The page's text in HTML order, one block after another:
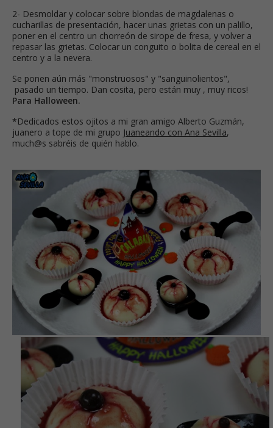
2- Desmoldar y colocar sobre blondas de magdalenas o
cucharillas de presentación, hacer unas grietas con un palillo,
poner en el centro un chorreón de sirope de fresa, y volver a
repasar las grietas. Colocar un conguito o bolita de cereal en el
centro y a la nevera.
Se ponen aún más "monstruosos" y "sanguinolientos",
pasado un tiempo. Dan cosita, pero están muy , muy ricos!
Para Halloween.
*Dedicados estos ojitos a mi gran amigo Alberto Guzmán,
juanero a tope de mi grupo Juaneando con Ana Sevilla,
much@s sabréis de quién hablo.